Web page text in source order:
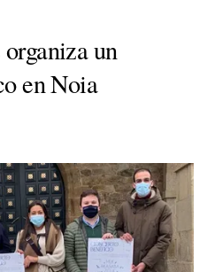
un
en Noia